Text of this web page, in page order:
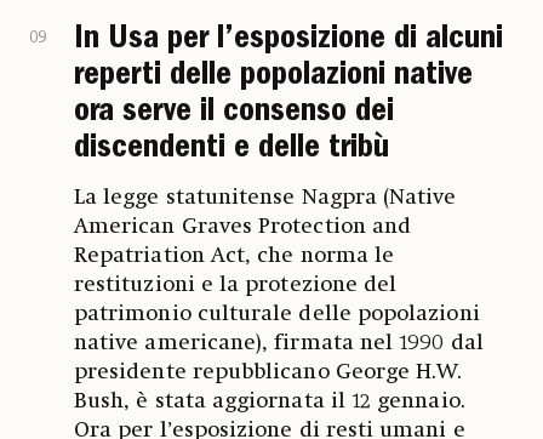
09
In Usa per l’esposizione di alcuni
reperti delle popolazioni native
ora serve il consenso dei
discendenti e delle tribù
La legge statunitense Nagpra (Native
American Graves Protection and
Repatriation Act, che norma le
restituzioni e la protezione del
patrimonio culturale delle popolazioni
native americane), firmata nel 1990 dal
presidente repubblicano George H.W.
Bush, è stata aggiornata il 12 gennaio.
Ora per l’esposizione di resti umani e